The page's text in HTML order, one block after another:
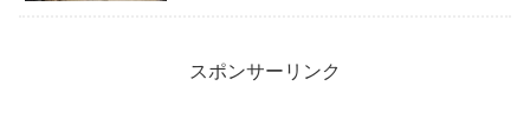
スポンサーリンク